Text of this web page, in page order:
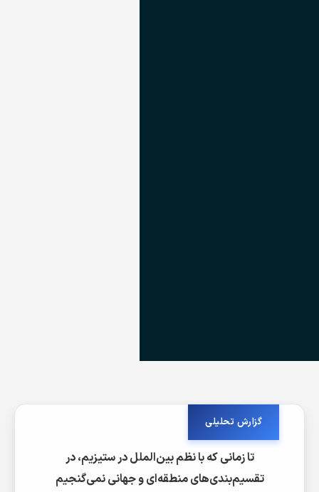
گزارش تحلیلی
تا زمانی که با نظم بین‌الملل در ستیزیم، در
تقسیم‌بندی‌های منطقه‌ای و جهانی نمی‌گنجیم